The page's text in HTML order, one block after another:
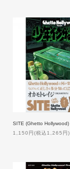
1,150円(税込1,265円)